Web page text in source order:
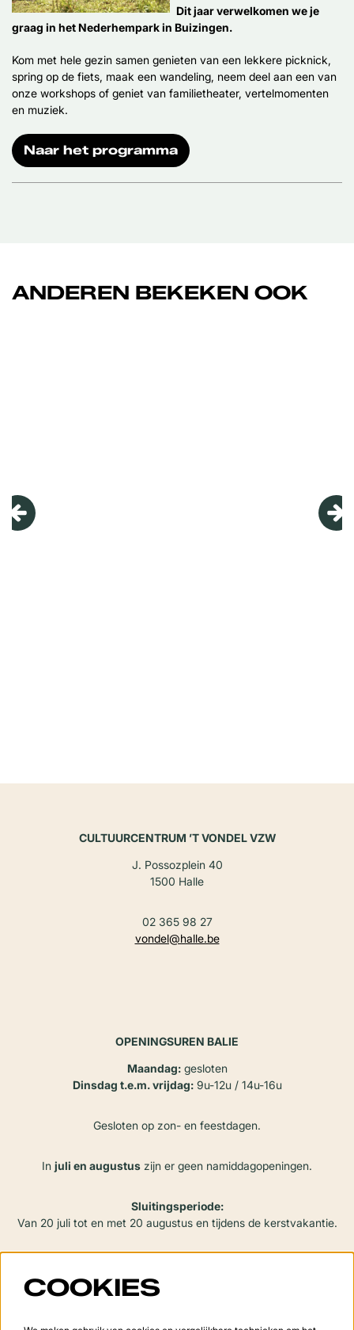
Dit jaar verwelkomen we je
graag in het Nederhempark in Buizingen.
Kom met hele gezin samen genieten van een lekkere picknick,
spring op de fiets, maak een wandeling, neem deel aan een van
onze workshops of geniet van familietheater, vertelmomenten
en muziek.
Naar het programma
ANDEREN BEKEKEN OOK
CULTUURCENTRUM ’T VONDEL VZW
J. Possozplein 40
1500 Halle
02 365 98 27
vondel@halle.be
OPENINGSUREN BALIE
Maandag:gesloten
Dinsdag t.e.m. vrijdag:9u-12u / 14u-16u
Gesloten op zon- en feestdagen.
In juli en augustus zijn er geen namiddagopeningen.
Sluitingsperiode:
Van 20 juli tot en met 20 augustus en tijdens de kerstvakantie.
VOLG ONS
COOKIES